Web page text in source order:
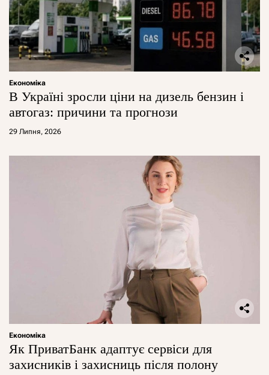
Економіка
В Україні зросли ціни на дизель бензин і
автогаз: причини та прогнози
29 Липня, 2026
Економіка
Як ПриватБанк адаптує сервіси для
захисників і захисниць після полону